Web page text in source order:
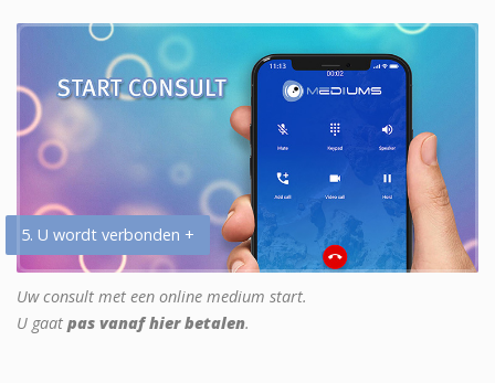
5. U wordt verbonden +
Uw consult met een online medium start.
U gaat pas vanaf hier betalen.